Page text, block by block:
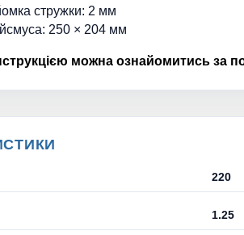
стружки: 2 мм
250 × 204 мм
можна ознайомитись за
220
1.25